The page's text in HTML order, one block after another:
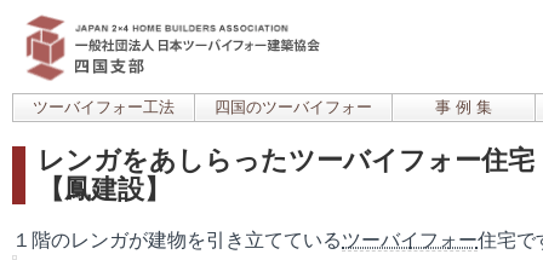
ツーバイフォー工法 四国のツーバイフォー 事 例 集
レンガをあしらったツーバイフォー住宅
【鳳建設】
１階のレンガが建物を引き立てているツーバイフォー住宅で